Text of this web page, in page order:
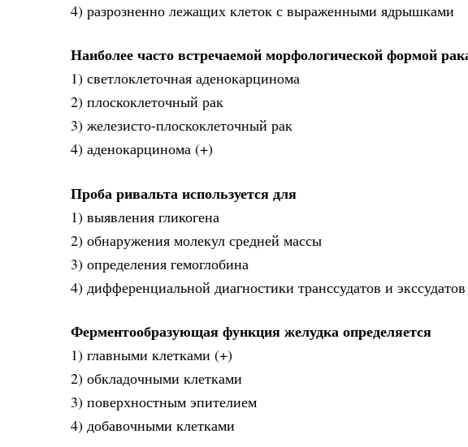
4) разрозненно лежащих клеток с выраженными ядрышками
Наиболее часто встречаемой морфологической формой
1) светлоклеточная аденокарцинома
2) плоскоклеточный рак
3) железисто-плоскоклеточный рак
4) аденокарцинома (+)
Проба ривальта используется для
1) выявления гликогена
2) обнаружения молекул средней массы
3) определения гемоглобина
4) дифференциальной диагностики транссудатов и
Ферментообразующая функция желудка определяется
1) главными клетками (+)
2) обкладочными клетками
3) поверхностным эпителием
4) добавочными клетками